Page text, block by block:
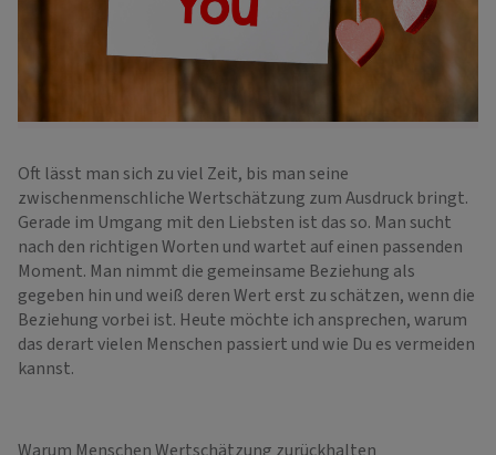
Oft lässt man sich zu viel Zeit, bis man seine
zwischenmenschliche Wertschätzung zum Ausdruck bringt.
Gerade im Umgang mit den Liebsten ist das so. Man sucht
nach den richtigen Worten und wartet auf einen passenden
Moment. Man nimmt die gemeinsame Beziehung als
gegeben hin und weiß deren Wert erst zu schätzen, wenn die
Beziehung vorbei ist. Heute möchte ich ansprechen, warum
das derart vielen Menschen passiert und wie Du es vermeiden
kannst.